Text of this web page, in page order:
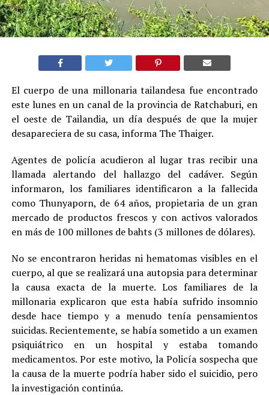
El cuerpo de una millonaria tailandesa fue encontrado
este lunes en un canal de la provincia de Ratchaburi, en
el oeste de Tailandia, un día después de que la mujer
desapareciera de su casa, informa The Thaiger.
Agentes de policía acudieron al lugar tras recibir una
llamada alertando del hallazgo del cadáver. Según
informaron, los familiares identificaron a la fallecida
como Thunyaporn, de 64 años, propietaria de un gran
mercado de productos frescos y con activos valorados
en más de 100 millones de bahts (3 millones de dólares).
No se encontraron heridas ni hematomas visibles en el
cuerpo, al que se realizará una autopsia para determinar
la causa exacta de la muerte. Los familiares de la
millonaria explicaron que esta había sufrido insomnio
desde hace tiempo y a menudo tenía pensamientos
suicidas. Recientemente, se había sometido a un examen
psiquiátrico en un hospital y estaba tomando
medicamentos. Por este motivo, la Policía sospecha que
la causa de la muerte podría haber sido el suicidio, pero
la investigación continúa.